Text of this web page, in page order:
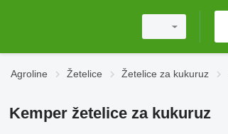
Agroline Žetelice Žetelice za kukuruz
Kemper žetelice za kukuruz